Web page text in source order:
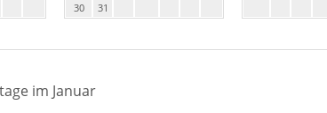
30
31
im Januar